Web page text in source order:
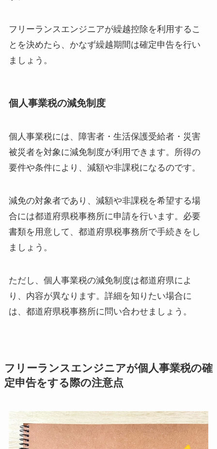
フリーランスエンジニアが繰越控除を利用するこ
とを決めたら、かなず繰越期間は確定申告を行い
ましょう。
個人事業税の減免制度
個人事業税には、障害者・生活保護受給者・災害
被災者を対象に減免制度が利用できます。所得の
要件や条件により、減額や非課税になるのです。
減免の対象者であり、減額や非課税を希望する場
合には都道府県税事務所に申請を行います。必要
書類を用意して、都道府県税事務所で手続きをし
ましょう。
ただし、個人事業税の減免制度は都道府県によ
り、内容が異なります。詳細を知りたい場合に
は、都道府県税事務所に問い合わせましょう。
フリーランスエンジニアが個人事業税の確
定申告をする際の注意点